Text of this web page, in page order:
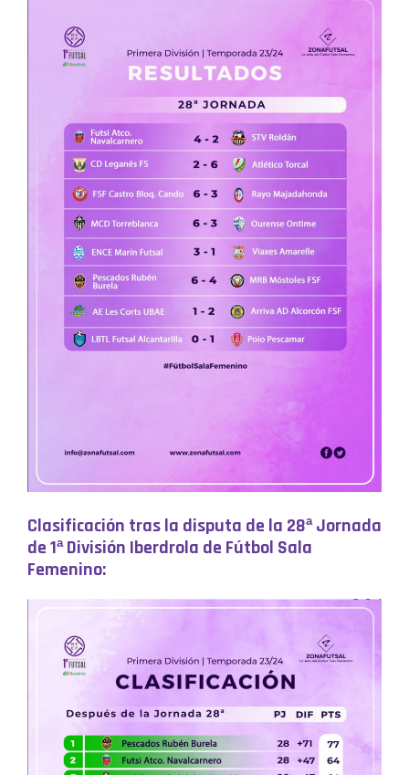
Clasificación tras la disputa de la 28ª Jornada
de 1ª División Iberdrola de Fútbol Sala
Femenino: